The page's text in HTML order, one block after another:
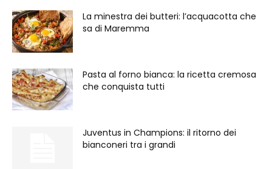
La minestra dei butteri: l’acquacotta che
sa di Maremma
Pasta al forno bianca: la ricetta cremosa
che conquista tutti
Juventus in Champions: il ritorno dei
bianconeri tra i grandi